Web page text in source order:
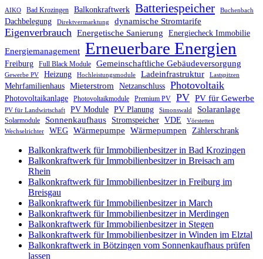
AIKO Bad Krozingen Balkonkraftwerk Batteriespeicher Buchenbach
Dachbelegung Direktvermarktung dynamische Stromtarife
Eigenverbrauch Energetische Sanierung Energiecheck Immobilie
Energiemanagement Erneuerbare Energien
Freiburg Full Black Module Gemeinschaftliche Gebäudeversorgung
Gewerbe PV Heizung Hochleistungsmodule Ladeinfrastruktur Lastspitzen
Mehrfamilienhaus Mieterstrom Netzanschluss Photovoltaik
Photovoltaikanlage Photovoltaikmodule Premium PV PV PV für Gewerbe
PV für Landwirtschaft PV Module PV Planung Simonswald Solaranlage
Solarmodule Sonnenkaufhaus Stromspeicher VDE
Vörstetten
Wechselrichter
WEG Wärmepumpe Wärmepumpen Zählerschrank
Balkonkraftwerk für Immobilienbesitzer in Bad Krozingen
Balkonkraftwerk für Immobilienbesitzer in Breisach am
Rhein
Balkonkraftwerk für Immobilienbesitzer in Freiburg im
Breisgau
Balkonkraftwerk für Immobilienbesitzer in March
Balkonkraftwerk für Immobilienbesitzer in Merdingen
Balkonkraftwerk für Immobilienbesitzer in Stegen
Balkonkraftwerk für Immobilienbesitzer in Winden im Elztal
Balkonkraftwerk in Bötzingen vom Sonnenkaufhaus prüfen
lassen